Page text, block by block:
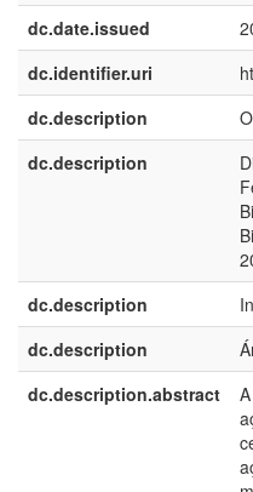
dc.date.issued
dc.identifier.uri
dc.description
dc.description
dc.description
dc.description
dc.description.abstract